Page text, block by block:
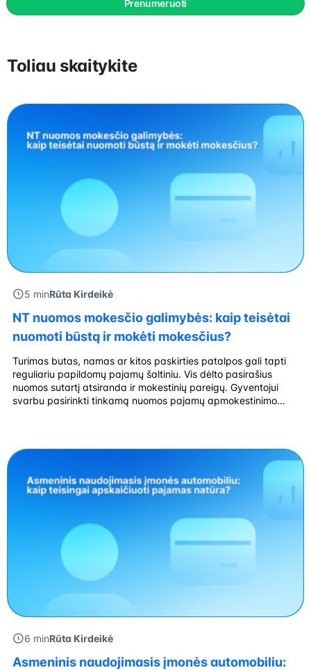
Prenumeruoti
Toliau skaitykite
5 minRūta Kirdeikė
NT nuomos mokesčio galimybės: kaip teisėtai
nuomoti būstą ir mokėti mokesčius?
Turimas butas, namas ar kitos paskirties patalpos gali tapti
reguliariu papildomų pajamų šaltiniu. Vis dėlto pasirašius
nuomos sutartį atsiranda ir mokestinių pareigų. Gyventojui
svarbu pasirinkti tinkamą nuomos pajamų apmokestinimo
įsigyti verslo liudijimą […]
6 minRūta Kirdeikė
Asmeninis naudojimasis įmonės automobiliu: